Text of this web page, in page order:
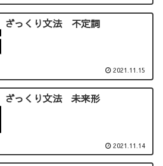
ざっくり文法 不定詞
2021.11.15
ざっくり文法 未来形
2021.11.14